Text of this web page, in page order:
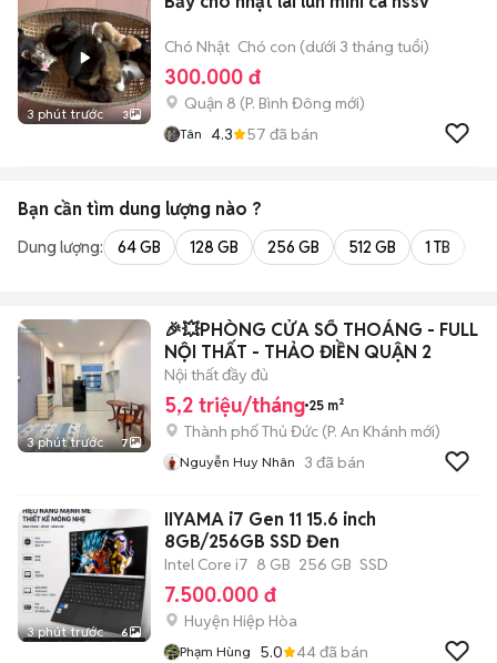
3 phút trước 3
Chó Nhật Chó con (dưới 3 tháng tuổi)
300.000 đ
Quận 8 (P. Bình Đông mới)
Tân 4.3 57 đã bán
Bạn cần tìm dung lượng nào ?
Dung lượng: 64 GB 128 GB 256 GB 512 GB 1 TB
3 phút trước 7
🎉💥PHÒNG CỬA SỔ THOÁNG - FULL
NỘI THẤT - THẢO ĐIỀN QUẬN 2
Nội thất đầy đủ
5,2 triệu/tháng 25 m²
Thành phố Thủ Đức (P. An Khánh mới)
Nguyễn Huy Nhân 3 đã bán
3 phút trước 6
IIYAMA i7 Gen 11 15.6 inch
8GB/256GB SSD Đen
Intel Core i7 8 GB 256 GB SSD
7.500.000 đ
Huyện Hiệp Hòa
Phạm Hùng 5.0 44đã bán